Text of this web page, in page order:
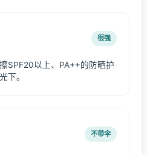
很强
SPF20以上、PA++的防晒护
下。
不带伞